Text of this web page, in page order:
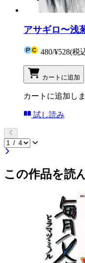
アサギロ〜浅
480/¥528(税
カートに追加
カートに追加し
試し読み
この作品を読